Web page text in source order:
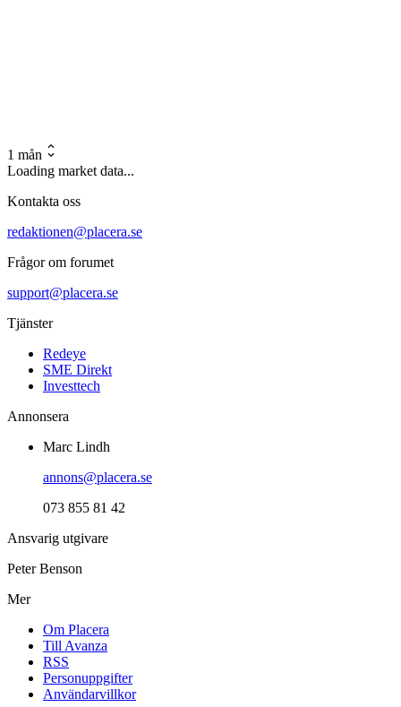
1 mån
Loading market data...
Kontakta oss
redaktionen@placera.se
Frågor om forumet
support@placera.se
Tjänster
Redeye
SME Direkt
Investtech
Annonsera
Marc Lindh
annons@placera.se
073 855 81 42
Ansvarig utgivare
Peter Benson
Mer
Om Placera
Till Avanza
RSS
Personuppgifter
Användarvillkor